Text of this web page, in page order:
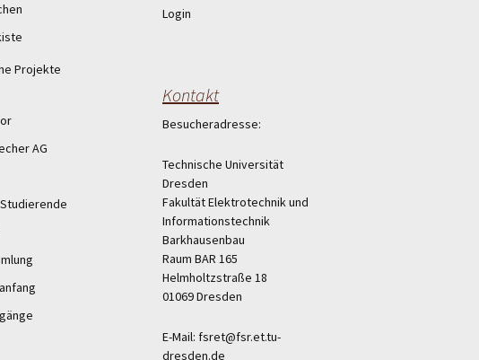
Projekte
AG
Login
Kontakt
Besucheradresse:
Technische Universität
Dresden
Fakultät Elektrotechnik und
Informationstechnik
Barkhausenbau
Raum BAR 165
Helmholtzstraße 18
01069 Dresden
E-Mail: fsret@fsr.et.tu-
dresden.de